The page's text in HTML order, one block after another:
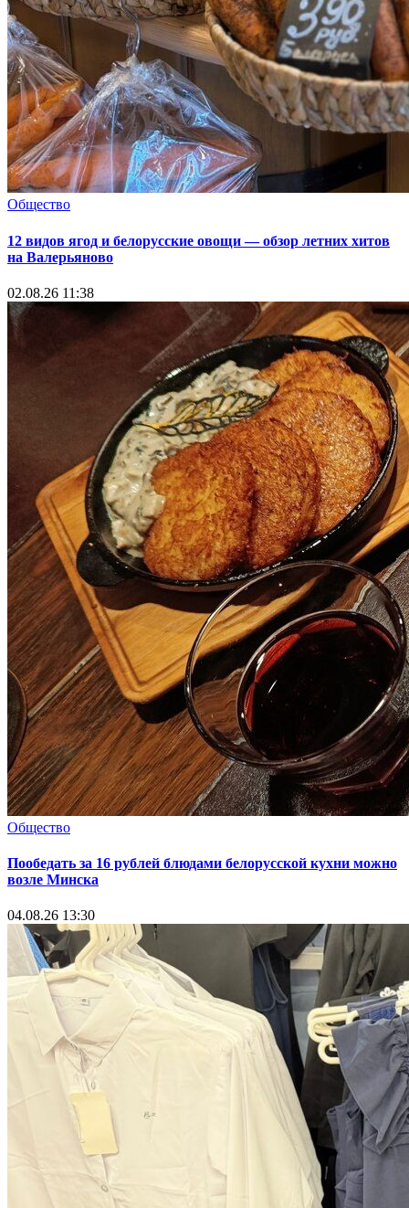
Общество
12 видов ягод и белорусские овощи — обзор летних хитов
на Валерьяново
02.08.26 11:38
Общество
Пообедать за 16 рублей блюдами белорусской кухни можно
возле Минска
04.08.26 13:30